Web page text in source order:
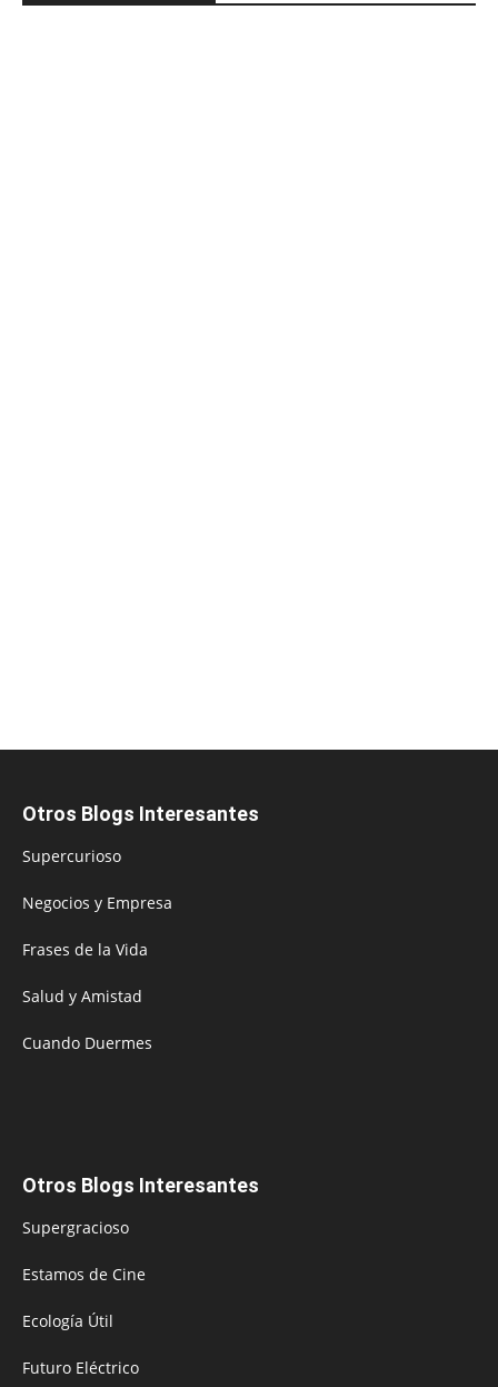
Otros Blogs Interesantes
Supercurioso
Negocios y Empresa
Frases de la Vida
Salud y Amistad
Cuando Duermes
Otros Blogs Interesantes
Supergracioso
Estamos de Cine
Ecología Útil
Futuro Eléctrico